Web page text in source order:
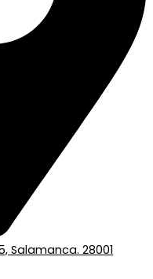
Salamanca. 28001